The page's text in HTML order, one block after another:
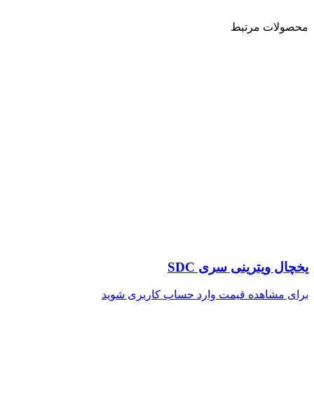
محصولات مرتبط
یخچال ویترینی سری SDC
برای مشاهده قیمت وارد حساب کاربری شوید